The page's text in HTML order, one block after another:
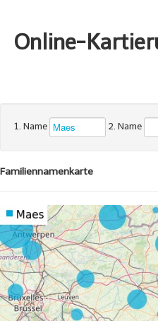
Online-
1. Name 2. Name
Familiennamenkarte